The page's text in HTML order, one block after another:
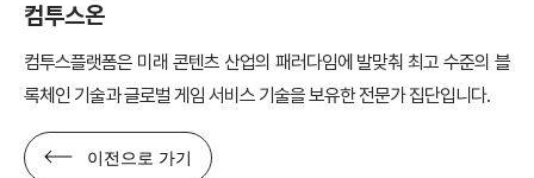
컴투스온
컴투스플랫폼은 미래 콘텐츠 산업의 패러다임에 발맞춰 최고 수준의 블
록체인 기술과 글로벌 게임 서비스 기술을 보유한 전문가 집단입니다.
이전으로 가기